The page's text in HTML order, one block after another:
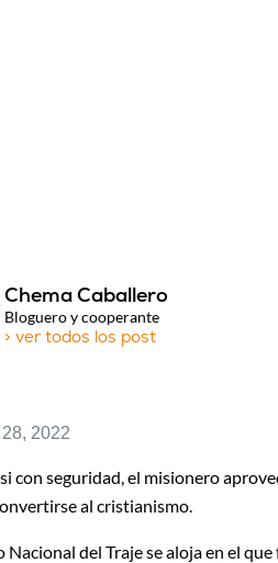
Chema Caballero
Bloguero y cooperante
> ver todos los post
2022
con seguridad, el misionero
al cristianismo.
Nacional del Traje se aloja en el